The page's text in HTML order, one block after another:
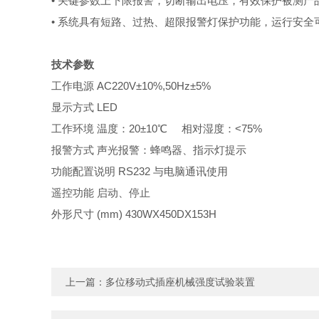
• 系统具有短路、过热、超限报警灯保护功能，运行安全
技术参数
工作电源 AC220V±10%,50Hz±5%
显示方式 LED
工作环境 温度： 20±10℃ 相对湿度：<75%
报警方式 声光报警：蜂鸣器、指示灯提示
功能配置说明 RS232 与电脑通讯使用
遥控功能 启动、停止
外形尺寸 (mm) 430WX450DX153H
上一篇： 多位移动式插座机械强度试验装置